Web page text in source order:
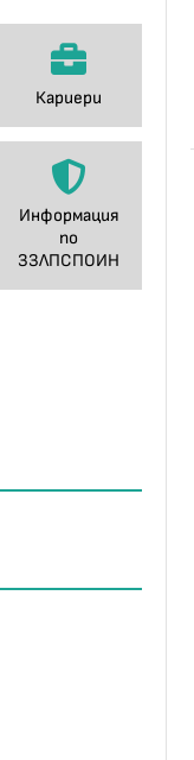
Кариери
Информация
по
ЗЗЛПСПОИН